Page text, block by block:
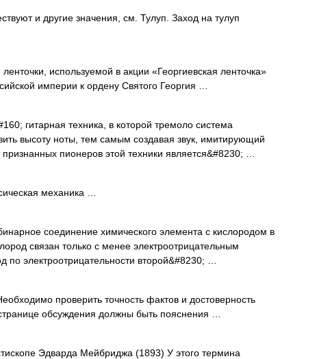
и другие значения, см. Тулуп. Заход на тулуп
используемой в акции «Георгиевская ленточка»
империи к ордену Святого Георгия …
гитарная техника, в которой тремоло система
высоту ноты, тем самым создавая звук, имитирующий
пионеров этой техники является&#8230; …
механика …
соединение химического элемента с кислородом в
связан только с менее электроотрицательным
электроотрицательности второй&#8230; …
проверить точность фактов и достоверность
обсуждения должны быть пояснения …
Эдварда Мейбриджа (1893) У этого термина